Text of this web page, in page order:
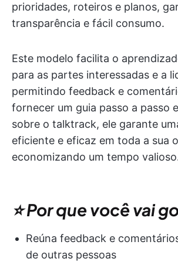
prioridades, roteiros e planos,
transparência e fácil consumo.
Este modelo facilita o
para as partes interessadas e a
permitindo feedback e
fornecer um guia passo a passo
sobre o talktrack, ele garante
eficiente e eficaz em toda a sua
economizando um tempo
⭐ Por que você vai
Reúna feedback e
de outras pessoas